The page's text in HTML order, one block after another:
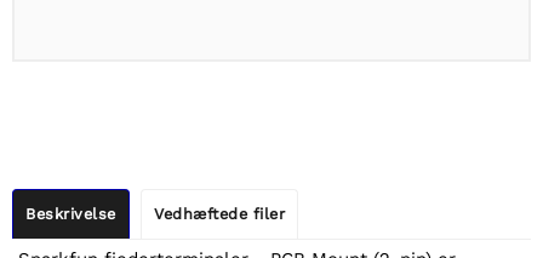
Beskrivelse Vedhæftede filer